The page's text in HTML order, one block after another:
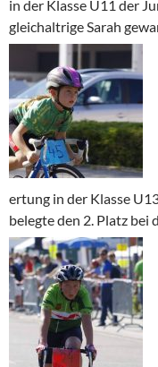
in der Klasse U11 der
gleichaltrige Sarah
ertung in der Klasse
belegte den 2. Platz bei